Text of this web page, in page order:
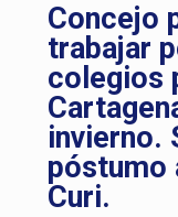
Concejo
trabajar
colegios
invierno.
póstumo
Curi.